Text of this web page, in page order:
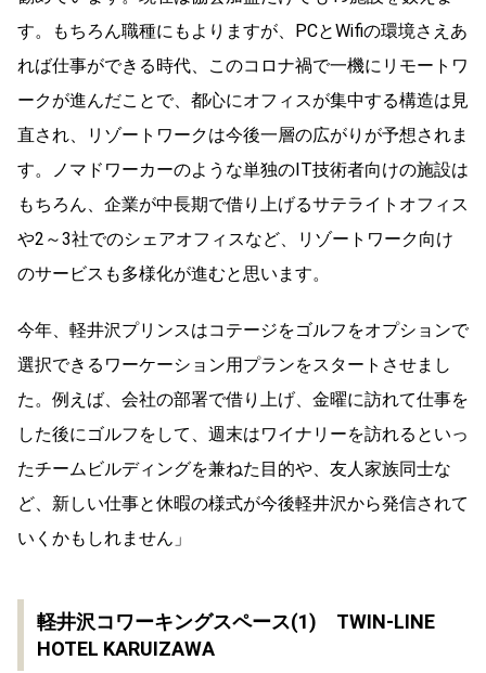
す。もちろん職種にもよりますが、PCとWifiの環境さえあ
れば仕事ができる時代、このコロナ禍で一機にリモートワ
ークが進んだことで、都心にオフィスが集中する構造は見
直され、リゾートワークは今後一層の広がりが予想されま
す。ノマドワーカーのような単独のIT技術者向けの施設は
もちろん、企業が中長期で借り上げるサテライトオフィス
や2～3社でのシェアオフィスなど、リゾートワーク向け
のサービスも多様化が進むと思います。
今年、軽井沢プリンスはコテージをゴルフをオプションで
選択できるワーケーション用プランをスタートさせまし
た。例えば、会社の部署で借り上げ、金曜に訪れて仕事を
した後にゴルフをして、週末はワイナリーを訪れるといっ
たチームビルディングを兼ねた目的や、友人家族同士な
ど、新しい仕事と休暇の様式が今後軽井沢から発信されて
いくかもしれません」
軽井沢コワーキングスペース(1) TWIN-LINE
HOTEL KARUIZAWA